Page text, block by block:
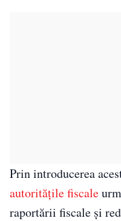
Prin introducerea
autoritățile fiscale
raportării fiscale și